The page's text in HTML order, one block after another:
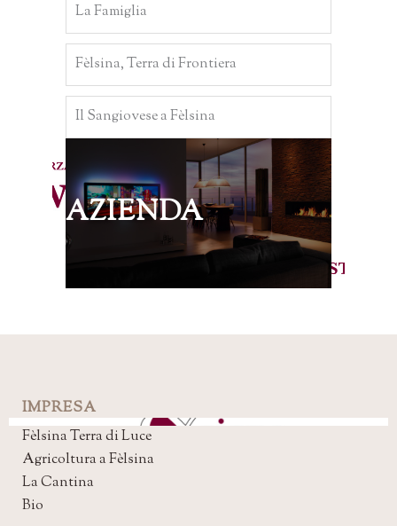
La Famiglia
Fèlsina, Terra di Frontiera
Il Sangiovese a Fèlsina
AZIENDA
IMPRESA
Fèlsina Terra di Luce
Agricoltura a Fèlsina
La Cantina
Bio